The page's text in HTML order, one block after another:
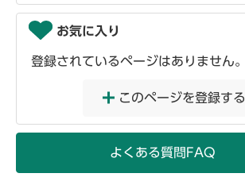
お気に入り
登録されているページはありません。
このページを登録する
よくある質問FAQ